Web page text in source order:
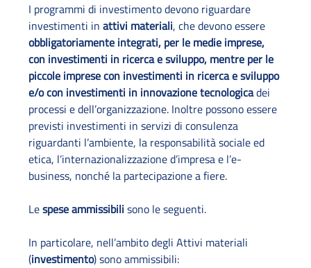
I programmi di investimento devono riguardare
investimenti in attivi materiali, che devono essere
obbligatoriamente integrati, per le medie imprese,
con investimenti in ricerca e sviluppo, mentre per le
piccole imprese con investimenti in ricerca e sviluppo
e/o con investimenti in innovazione tecnologicadei
processi e dell’organizzazione. Inoltre possono essere
previsti investimenti in servizi di consulenza
riguardanti l’ambiente, la responsabilità sociale ed
etica, l’internazionalizzazione d’impresa e l’e-
business, nonché la partecipazione a fiere.
Lespese ammissibili sono le seguenti.
In particolare, nell’ambito degli Attivi materiali
(investimento) sono ammissibili: